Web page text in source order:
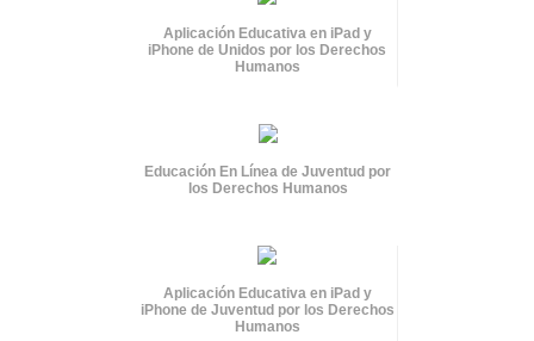
Aplicación Educativa en iPad y
iPhone de Unidos por los Derechos
Humanos
Educación En Línea de Juventud por
los Derechos Humanos
Aplicación Educativa en iPad y
iPhone de Juventud por los Derechos
Humanos